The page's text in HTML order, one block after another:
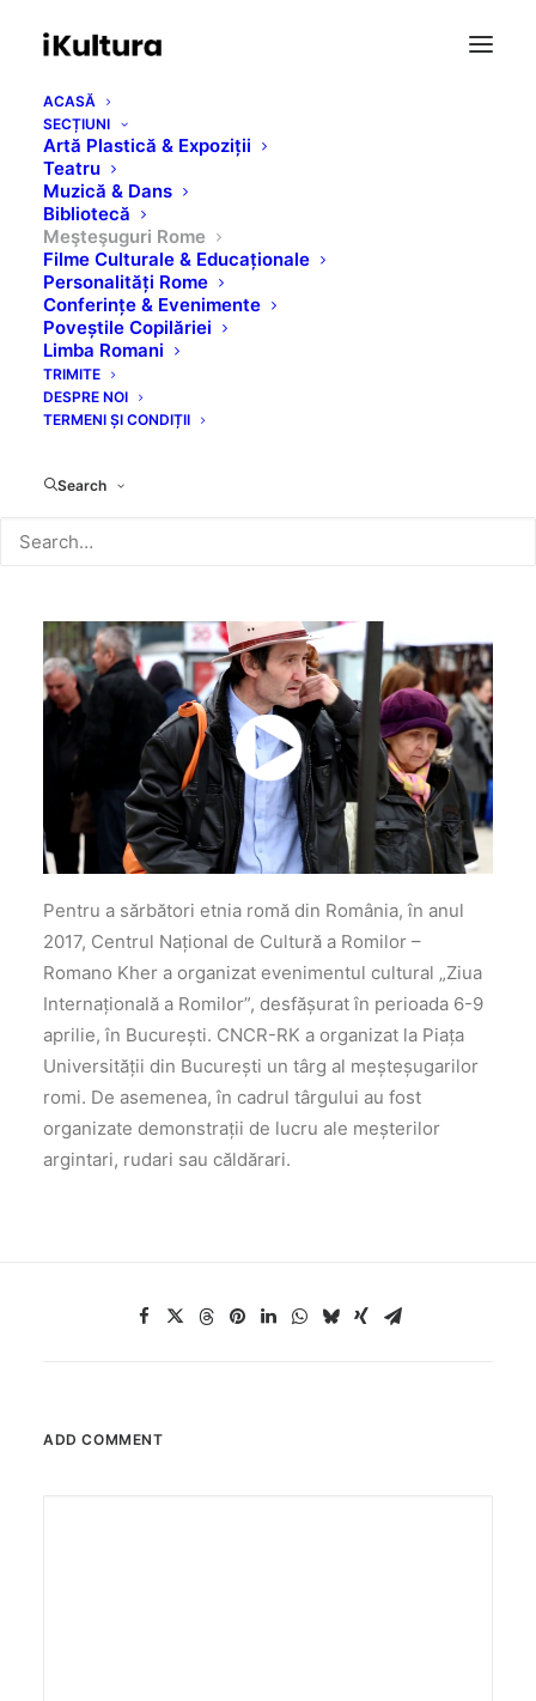
ACASĂ
SECȚIUNI
Artă Plastică & Expoziții
Teatru
Muzică & Dans
Bibliotecă
Meşteşuguri Rome
Filme Culturale & Educaționale
Personalități Rome
Conferințe & Evenimente
Poveștile Copilăriei
Limba Romani
TRIMITE
DESPRE NOI
TERMENI ȘI CONDIȚII
Search
Târg Piața
Universității
AUGUST 31, 2019
Pentru a sărbători etnia romă din România, în anul
2017, Centrul Național de Cultură a Romilor –
Romano Kher a organizat evenimentul cultural „Ziua
Internațională a Romilor”, desfășurat în perioada 6-9
aprilie, în București. CNCR-RK a organizat la Piața
Universității din București un târg al meșteșugarilor
romi. De asemenea, în cadrul târgului au fost
organizate demonstrații de lucru ale meșterilor
argintari, rudari sau căldărari.
ADD COMMENT